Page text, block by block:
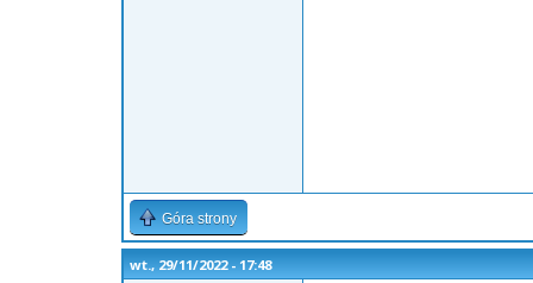
Góra strony
wt., 29/11/2022 - 17:48